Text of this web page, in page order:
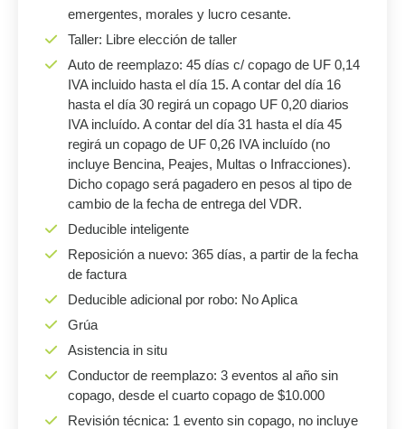
emergentes, morales y lucro cesante.
Taller: Libre elección de taller
Auto de reemplazo: 45 días c/ copago de UF 0,14
IVA incluido hasta el día 15. A contar del día 16
hasta el día 30 regirá un copago UF 0,20 diarios
IVA incluído. A contar del día 31 hasta el día 45
regirá un copago de UF 0,26 IVA incluído (no
incluye Bencina, Peajes, Multas o Infracciones).
Dicho copago será pagadero en pesos al tipo de
cambio de la fecha de entrega del VDR.
Deducible inteligente
Reposición a nuevo: 365 días, a partir de la fecha
de factura
Deducible adicional por robo: No Aplica
Grúa
Asistencia in situ
Conductor de reemplazo: 3 eventos al año sin
copago, desde el cuarto copago de $10.000
Revisión técnica: 1 evento sin copago, no incluye